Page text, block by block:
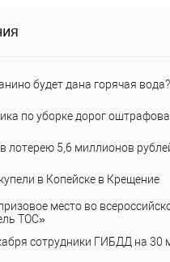
будет дана горячая вода?
по уборке дорог
лотерею 5,6 миллионов
в Копейске в Крещение
место во
ТОС»
сотрудники ГИБДД на 30